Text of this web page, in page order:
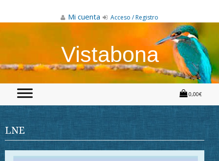
Mi cuenta Acceso / Registro
Vistabona
0,00€
LNE